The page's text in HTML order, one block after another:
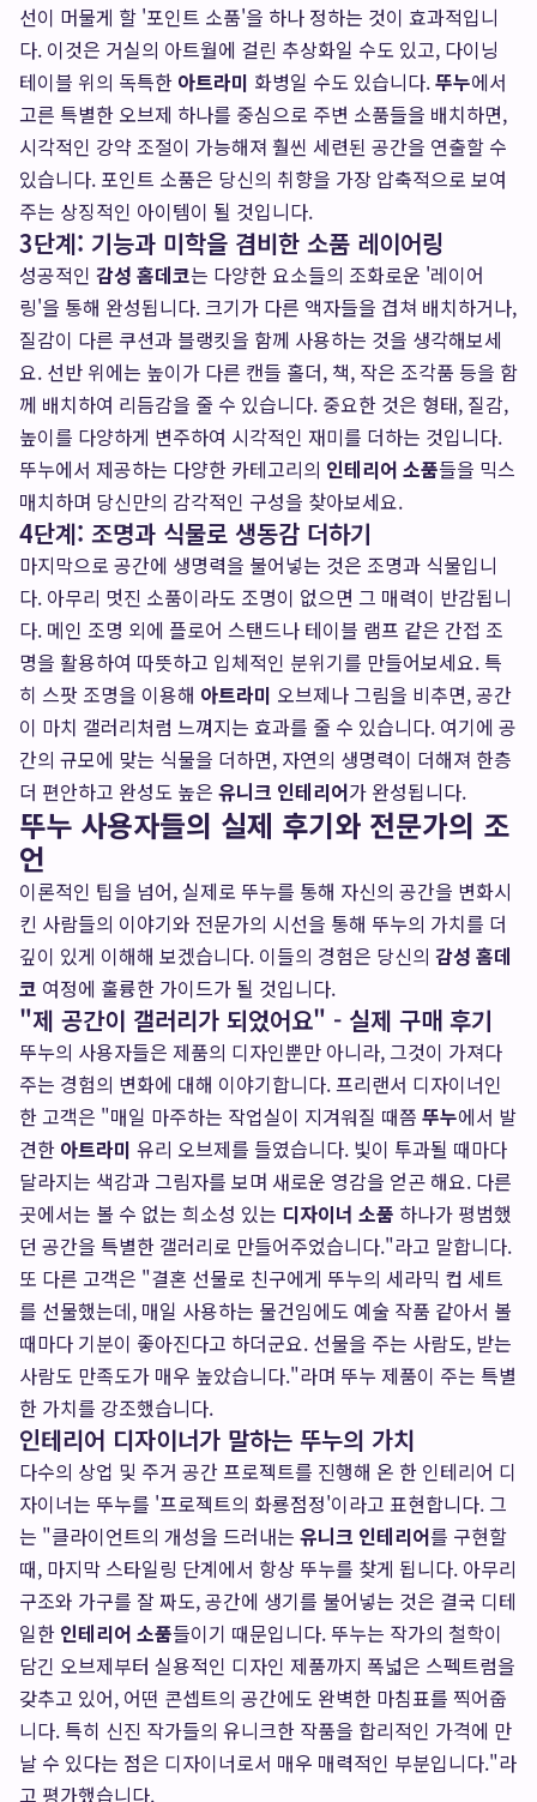
선이 머물게 할 '포인트 소품'을 하나 정하는 것이 효과적입니
다. 이것은 거실의 아트월에 걸린 추상화일 수도 있고, 다이닝
테이블 위의 독특한 아트라미 화병일 수도 있습니다.뚜누에서
고른 특별한 오브제 하나를 중심으로 주변 소품들을 배치하면,
시각적인 강약 조절이 가능해져 훨씬 세련된 공간을 연출할 수
있습니다. 포인트 소품은 당신의 취향을 가장 압축적으로 보여
주는 상징적인 아이템이 될 것입니다.
3단계: 기능과 미학을 겸비한 소품 레이어링
성공적인 감성 홈데코는 다양한 요소들의 조화로운 '레이어
링'을 통해 완성됩니다. 크기가 다른 액자들을 겹쳐 배치하거나,
질감이 다른 쿠션과 블랭킷을 함께 사용하는 것을 생각해보세
요. 선반 위에는 높이가 다른 캔들 홀더, 책, 작은 조각품 등을 함
께 배치하여 리듬감을 줄 수 있습니다. 중요한 것은 형태, 질감,
높이를 다양하게 변주하여 시각적인 재미를 더하는 것입니다.
뚜누에서 제공하는 다양한 카테고리의 인테리어 소품들을 믹스
매치하며 당신만의 감각적인 구성을 찾아보세요.
4단계: 조명과 식물로 생동감 더하기
마지막으로 공간에 생명력을 불어넣는 것은 조명과 식물입니
다. 아무리 멋진 소품이라도 조명이 없으면 그 매력이 반감됩니
다. 메인 조명 외에 플로어 스탠드나 테이블 램프 같은 간접 조
명을 활용하여 따뜻하고 입체적인 분위기를 만들어보세요. 특
히 스팟 조명을 이용해 아트라미 오브제나 그림을 비추면, 공간
이 마치 갤러리처럼 느껴지는 효과를 줄 수 있습니다. 여기에 공
간의 규모에 맞는 식물을 더하면, 자연의 생명력이 더해져 한층
더 편안하고 완성도 높은 유니크 인테리어가 완성됩니다.
뚜누 사용자들의 실제 후기와 전문가의 조
언
이론적인 팁을 넘어, 실제로 뚜누를 통해 자신의 공간을 변화시
킨 사람들의 이야기와 전문가의 시선을 통해 뚜누의 가치를 더
깊이 있게 이해해 보겠습니다. 이들의 경험은 당신의 감성 홈데
코 여정에 훌륭한 가이드가 될 것입니다.
"제 공간이 갤러리가 되었어요" - 실제 구매 후기
뚜누의 사용자들은 제품의 디자인뿐만 아니라, 그것이 가져다
주는 경험의 변화에 대해 이야기합니다. 프리랜서 디자이너인
한 고객은 "매일 마주하는 작업실이 지겨워질 때쯤 뚜누에서 발
견한 아트라미 유리 오브제를 들였습니다. 빛이 투과될 때마다
달라지는 색감과 그림자를 보며 새로운 영감을 얻곤 해요. 다른
곳에서는 볼 수 없는 희소성 있는 디자이너 소품 하나가 평범했
던 공간을 특별한 갤러리로 만들어주었습니다."라고 말합니다.
또 다른 고객은 "결혼 선물로 친구에게 뚜누의 세라믹 컵 세트
를 선물했는데, 매일 사용하는 물건임에도 예술 작품 같아서 볼
때마다 기분이 좋아진다고 하더군요. 선물을 주는 사람도, 받는
사람도 만족도가 매우 높았습니다."라며 뚜누 제품이 주는 특별
한 가치를 강조했습니다.
인테리어 디자이너가 말하는 뚜누의 가치
다수의 상업 및 주거 공간 프로젝트를 진행해 온 한 인테리어 디
자이너는 뚜누를 '프로젝트의 화룡점정'이라고 표현합니다. 그
는 "클라이언트의 개성을 드러내는 유니크 인테리어를 구현할
때, 마지막 스타일링 단계에서 항상 뚜누를 찾게 됩니다. 아무리
구조와 가구를 잘 짜도, 공간에 생기를 불어넣는 것은 결국 디테
일한 인테리어 소품들이기 때문입니다. 뚜누는 작가의 철학이
담긴 오브제부터 실용적인 디자인 제품까지 폭넓은 스펙트럼을
갖추고 있어, 어떤 콘셉트의 공간에도 완벽한 마침표를 찍어줍
니다. 특히 신진 작가들의 유니크한 작품을 합리적인 가격에 만
날 수 있다는 점은 디자이너로서 매우 매력적인 부분입니다."라
고 평가했습니다.